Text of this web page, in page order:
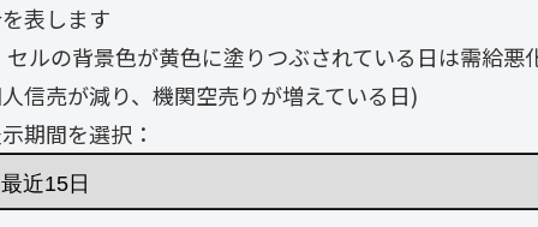
表します
セルの背景色が黄色に塗りつぶされている日は需給
信売が減り、機関空売りが増えている日)
期間を選択：